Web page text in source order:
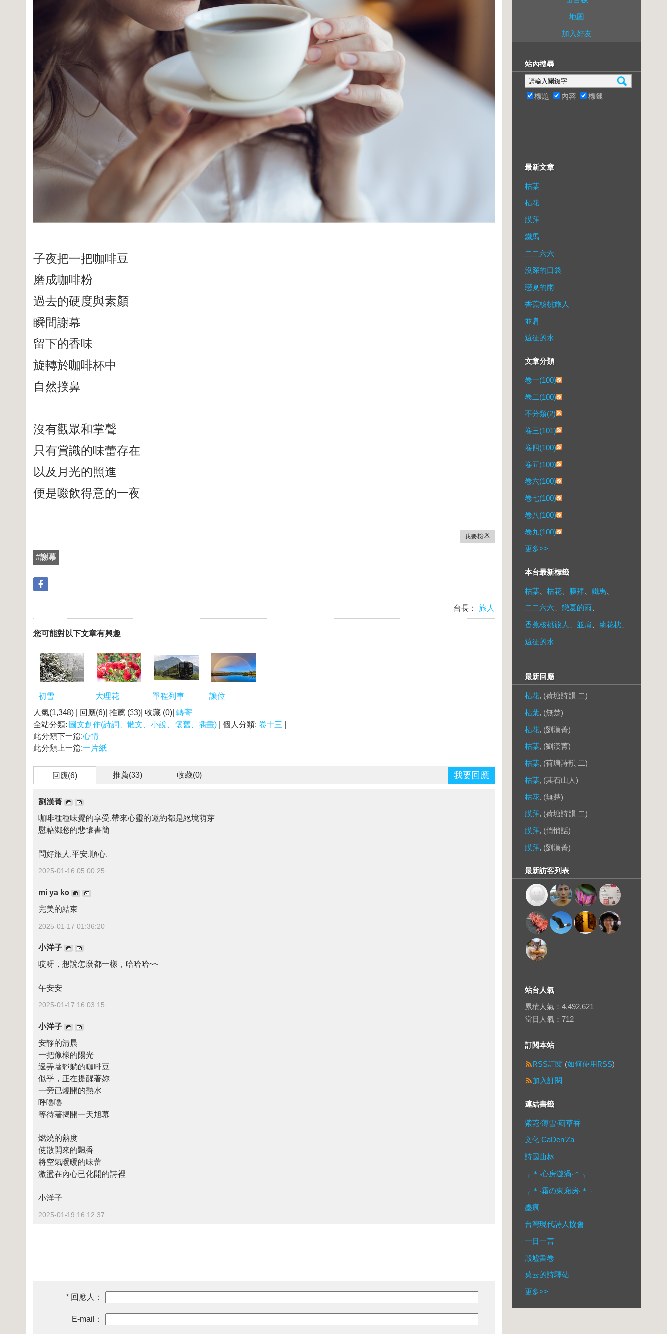
子夜把一把咖啡豆
磨成咖啡粉
過去的硬度與素顏
瞬間謝幕
留下的香味
旋轉於咖啡杯中
自然撲鼻
沒有觀眾和掌聲
只有賞識的味蕾存在
以及月光的照進
便是啜飲得意的一夜
我要檢舉
#謝幕
台長： 旅人
您可能對以下文章有興趣
初雪 大理花 單程列車
讓位
人氣(1,348) | 回應(6)| 推薦 (33)| 收藏 (0)| 轉寄
全站分類: 圖文創作(詩詞、散文、小說、懷舊、插畫) | 個人分類: 卷十三
此分類下一篇:心情
此分類上一篇:一片紙
回應(6) 推薦(33) 收藏(0) 我要回應
劉漢菁
咖啡種種味覺的享受.帶來心靈的邀約都是絕境萌芽
慰藉鄉愁的悲懷書簡
問好旅人.平安.順心.
2025-01-16 05:00:25
mi ya ko
完美的結束
2025-01-17 01:36:20
小洋子
哎呀，想說怎麼都一樣，哈哈哈~~
午安安
2025-01-17 16:03:15
小洋子
安靜的清晨
一把像樣的陽光
逗弄著靜躺的咖啡豆
似乎，正在提醒著妳
一旁已燒開的熱水
呼嚕嚕
等待著揭開一天旭幕
燃燒的熱度
使散開來的飄香
將空氣暖暖的味蕾
激盪在內心已化開的詩裡
小洋子
2025-01-19 16:12:37
* 回應人：
E-mail：
地圖
加入好友
站內搜尋
標題 內容 標籤
最新文章
枯葉
枯花
膜拜
鐵馬
二二六六
沒深的口袋
戀夏的雨
香蕉核桃旅人
並肩
遠征的水
文章分類
卷一(100)
卷二(100)
不分類(2)
卷三(101)
卷四(100)
卷五(100)
卷六(100)
卷七(100)
卷八(100)
卷九(100)
更多>>
本台最新標籤
枯葉 枯花 膜拜 鐵馬
二二六六
戀夏的雨
香蕉核桃旅人
並肩 菊花枕
遠征的水
最新回應
枯花, (荷塘詩韻 二)
枯葉, (無楚)
枯花, (劉漢菁)
枯葉, (劉漢菁)
枯葉, (荷塘詩韻 二)
枯葉, (其石山人)
枯花, (無楚)
膜拜, (荷塘詩韻 二)
膜拜, (悄悄話)
膜拜, (劉漢菁)
最新訪客列表
站台人氣
累積人氣： 4,492,621
當日人氣： 712
訂閱本站
RSS訂閱 (如何使用RSS)
加入訂閱
連結書籤
紫菀‧薄雪‧薊草香
文化 CaDen’Za
詩國曲沝
╭＊‧心房漩渦‧＊╮
╭＊‧霜の東廂房‧＊╮
墨痕
台灣現代詩人協會
一日一言
殷墟書卷
莫云的詩驛站
更多>>